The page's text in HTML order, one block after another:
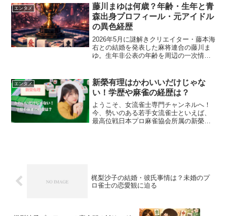
トの店長も兼任。プロ雀士のリアルな収
入事情を解説します。相川ま...
エンタメ
藤川まゆは何歳？年齢・生年と青
森出身プロフィール・元アイドル
の異色経歴
2026年5月に謎解きクリエイター・藤本海
右との結婚を発表した麻将連合の藤川ま
ゆ。生年非公表の年齢を周辺の一次情報
スから整理します。
エンタメ
新榮有理はかわいいだけじゃな
い！学歴や麻雀の経歴は？
ようこそ、女流雀士専門チャンネルへ！
今、勢いのある若手女流雀士といえば、
最高位戦日本プロ麻雀協会所属の新榮有
梶梨沙子の結婚・彼氏事情は？未婚のプ
ロ雀士の恋愛観に迫る